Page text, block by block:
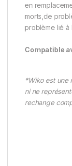
en
morts,de
problème lié à
Compatible
*Wiko est une
ni ne
rechange